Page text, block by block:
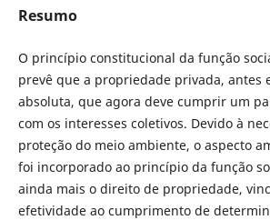
Resumo
O princípio constitucional da função
prevê que a propriedade privada, antes
absoluta, que agora deve cumprir um
com os interesses coletivos. Devido à
proteção do meio ambiente, o aspecto
foi incorporado ao princípio da função
ainda mais o direito de propriedade,
efetividade ao cumprimento de